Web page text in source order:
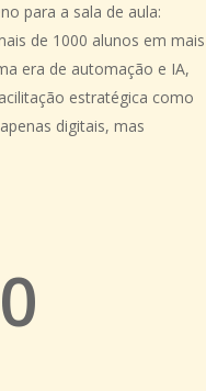
para a sala de aula:
de 1000 alunos em mais
era de automação e IA,
estratégica como
digitais, mas